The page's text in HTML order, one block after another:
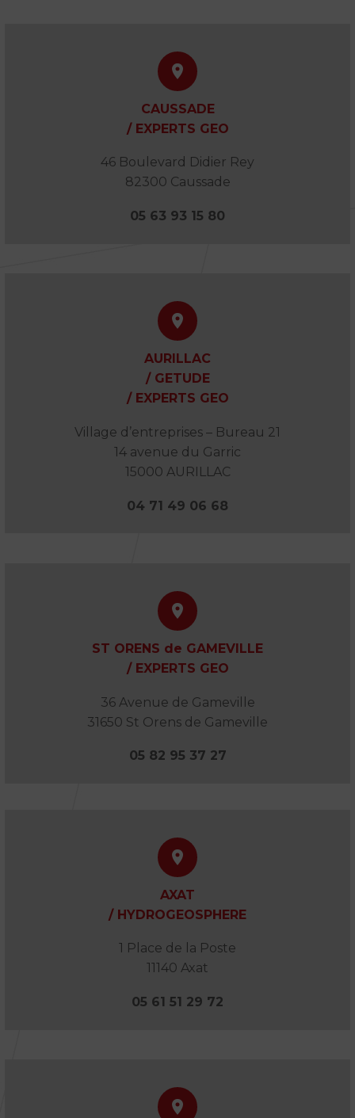


CAUSSADE
/ EXPERTS GEO
46 Boulevard Didier Rey
82300 Caussade
05 63 93 15 80


AURILLAC
/ GETUDE
/ EXPERTS GEO
Village d’entreprises – Bureau 21
14 avenue du Garric
15000 AURILLAC
04 71 49 06 68


ST ORENS de GAMEVILLE
/ EXPERTS GEO
36 Avenue de Gameville
31650 St Orens de Gameville
05 82 95 37 27


AXAT
/ HYDROGEOSPHERE
1 Place de la Poste
11140 Axat
05 61 51 29 72

